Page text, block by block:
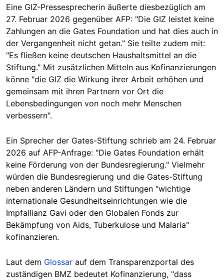
Eine GIZ-Pressesprecherin äußerte diesbezüglich am
27. Februar 2026 gegenüber AFP: "Die GIZ leistet keine
Zahlungen an die Gates Foundation und hat dies auch in
der Vergangenheit nicht getan." Sie teilte zudem mit:
"Es fließen keine deutschen Haushaltsmittel an die
Stiftung." Mit zusätzlichen Mitteln aus Kofinanzierungen
könne "die GIZ die Wirkung ihrer Arbeit erhöhen und
gemeinsam mit ihren Partnern vor Ort die
Lebensbedingungen von noch mehr Menschen
verbessern".
Ein Sprecher der Gates-Stiftung schrieb am 24. Februar
2026 auf AFP-Anfrage: "Die Gates Foundation erhält
keine Förderung von der Bundesregierung." Vielmehr
würden die Bundesregierung und die Gates-Stiftung
neben anderen Ländern und Stiftungen "wichtige
internationale Gesundheitseinrichtungen wie die
Impfallianz Gavi oder den Globalen Fonds zur
Bekämpfung von Aids, Tuberkulose und Malaria"
kofinanzieren.
Laut dem Glossar auf dem Transparenzportal des
zuständigen BMZ bedeutet Kofinanzierung, "dass